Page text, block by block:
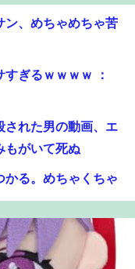
ン、めちゃめちゃ苦
ぎるｗｗｗｗ ：
された男の動画、エ
がいて死ぬ
かる。めちゃくちゃ
ードニヒで確定！ク